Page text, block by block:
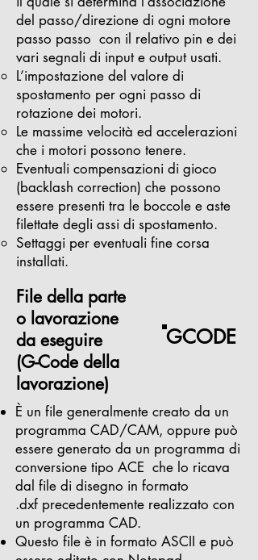
del passo/direzione di ogni motore
passo passo con il relativo pin e dei
vari segnali di input e output usati.
L’impostazione del valore di
spostamento per ogni passo di
rotazione dei motori.
Le massime velocità ed accelerazioni
che i motori possono tenere.
Eventuali compensazioni di gioco
(backlash correction) che possono
essere presenti tra le boccole e aste
filettate degli assi di spostamento.
Settaggi per eventuali fine corsa
installati.
File della parte
o lavorazione
da eseguire
(G-Code della
lavorazione)
GCODE
È un file generalmente creato da un
programma CAD/CAM, oppure può
essere generato da un programma di
conversione tipo ACE che lo ricava
dal file di disegno in formato
.dxf precedentemente realizzato con
un programma CAD.
Questo file è in formato ASCII e può